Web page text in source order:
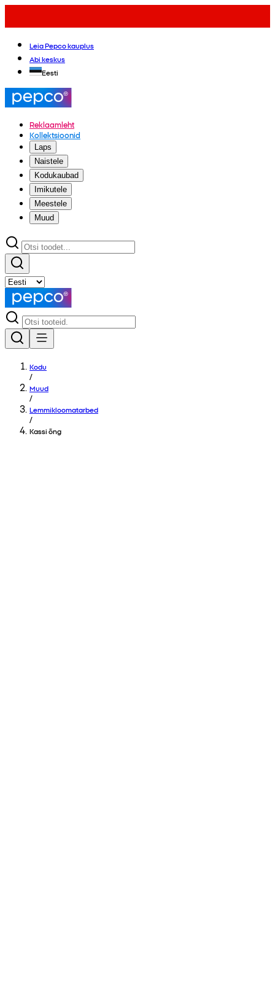
Leia Pepco kauplus
Abi keskus
Eesti
Reklaamleht
Kollektsioonid
Laps
Naistele
Kodukaubad
Imikutele
Meestele
Muud
Kodu
/
Muud
/
Lemmikloomatarbed
/
Kassi õng